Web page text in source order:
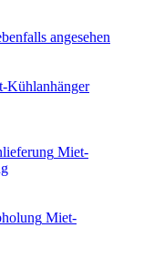
angesehen
Kühlanhänger
Miet-
Miet-